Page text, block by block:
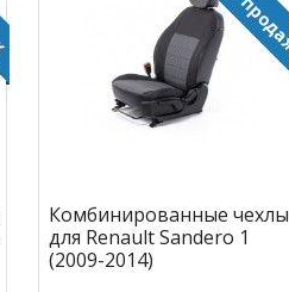
Комбинированные чехлы
для Renault Sandero 1
(2009-2014)